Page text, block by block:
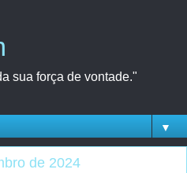
sua força de vontade."
▼
de 2024